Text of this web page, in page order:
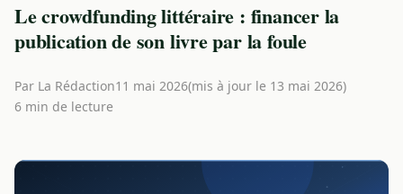
Le crowdfunding littéraire : financer la
publication de son livre par la foule
Par La Rédaction11 mai 2026(mis à jour le 13 mai 2026)
6 min de lecture